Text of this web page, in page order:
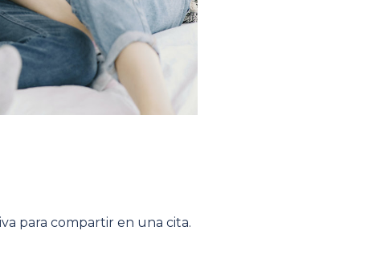
para compartir en una cita.